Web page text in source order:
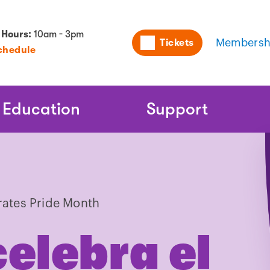
Hours:10am - 3pm
Utility
Tickets
Education Support
Pride Month
el